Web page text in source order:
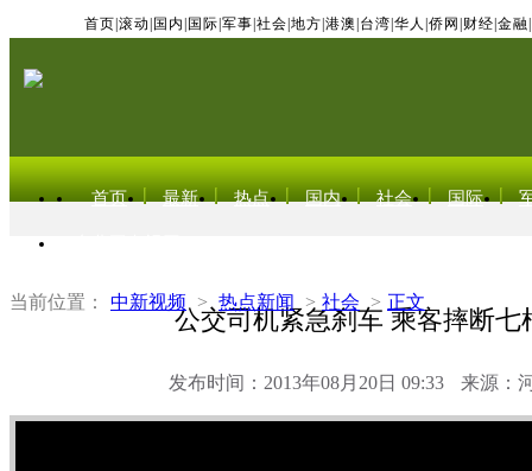
首页 滚动 国内 国际 军事 社会 地方 港澳 台湾 华人 侨网 财经 金融
首页 最新 热点 国内 社会 国际
当前位置： 中新视频 > 热点新闻 > 社会 > 正文
公交司机紧急刹车 乘客摔断七
发布时间：2013年08月20日 09:33 来源：